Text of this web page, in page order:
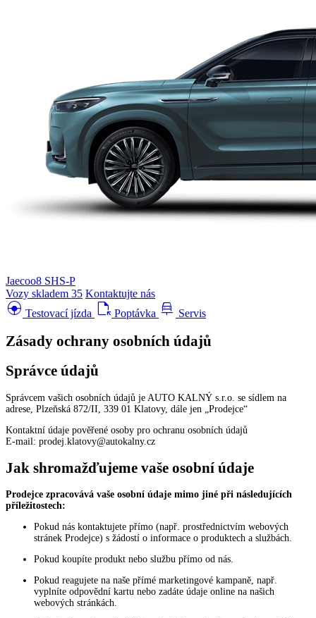
Jaecoo8 SHS-P
Vozy skladem 35 Kontaktujte nás
search_hands_free Testovací jízda file_open Poptávka car_repair Servis
Zásady ochrany osobních údajů
Správce údajů
Správcem vašich osobních údajů je AUTO KALNÝ s.r.o. se sídlem na
adrese, Plzeňská 872/II, 339 01 Klatovy, dále jen „Prodejce“
Kontaktní údaje pověřené osoby pro ochranu osobních údajů
E-mail: prodej.klatovy@autokalny.cz
Jak shromažďujeme vaše osobní údaje
Prodejce zpracovává vaše osobní údaje mimo jiné při následujících
příležitostech:
Pokud nás kontaktujete přímo (např. prostřednictvím webových
stránek Prodejce) s žádostí o informace o produktech a službách.
Pokud koupíte produkt nebo službu přímo od nás.
Pokud reagujete na naše přímé marketingové kampaně, např.
vyplníte odpovědní kartu nebo zadáte údaje online na našich
webových stránkách.